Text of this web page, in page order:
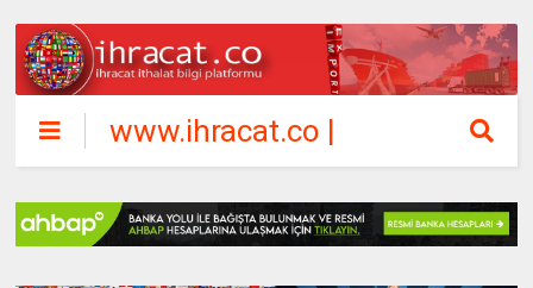
www.ihracat.co |
ihracat ithalat
bilgi platformu